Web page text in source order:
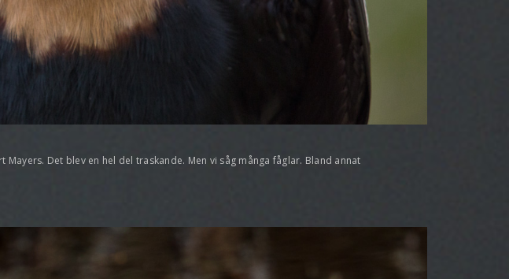
Det blev en hel del traskande. Men vi såg många fåglar. Bland annat